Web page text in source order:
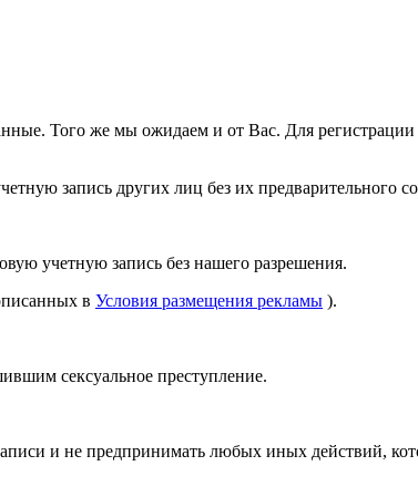
Того же мы ожидаем и от Вас. Для
запись других лиц без их предварительного
учетную запись без нашего разрешения.
в Условия размещения рекламы ).
сексуальное преступление.
и не предпринимать любых иных действий,